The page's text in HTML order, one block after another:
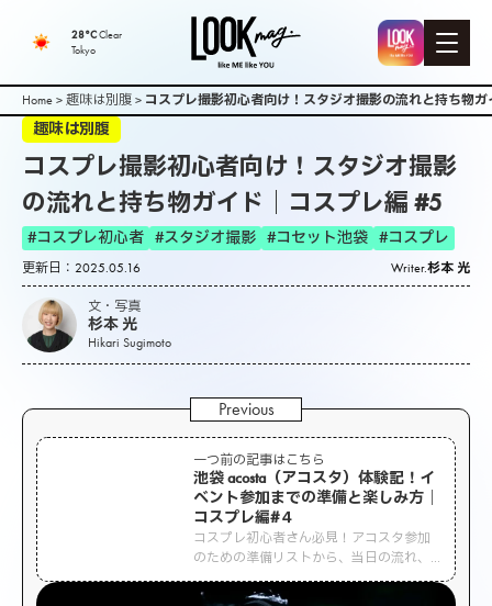
28°CClear
Tokyo
Home > 趣味は別腹 > コスプレ撮影初心者向け！スタジオ撮影の流れと持ち物
趣味は別腹
コスプレ撮影初心者向け！スタジオ撮影
の流れと持ち物ガイド｜コスプレ編 #5
#コスプレ初心者 #スタジオ撮影 #コセット池袋 #コスプレ
更新日：2025.05.16 Writer.杉本 光
文・写真
杉本 光
Hikari Sugimoto
一つ前の記事はこちら
池袋 acosta（アコスタ）体験記！イ
ベント参加までの準備と楽しみ方｜
コスプレ編#４
コスプレ初心者さん必見！アコスタ参加
のための準備リストから、当日の流れ、
イベントの楽しみ方まで、杉本光が実体
験をもとに詳しくレポート。初めてのイ